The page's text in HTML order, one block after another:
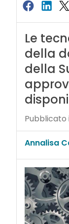
Le
della
della
Pubblicato
Annalisa